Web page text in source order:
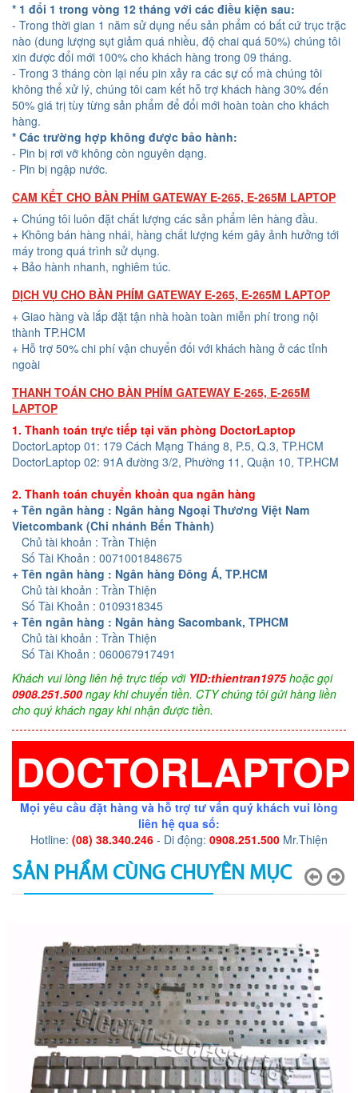
* 1 đổi 1 trong vòng 12 tháng với các điều kiện sau:
- Trong thời gian 1 năm sử dụng nếu sản phẩm có bất cứ trục trặc
nào (dung lượng sụt giảm quá nhiều, độ chai quá 50%) chúng tôi
xin được đổi mới 100% cho khách hàng trong 09 tháng.
- Trong 3 tháng còn lại nếu pin xảy ra các sự cố mà chúng tôi
không thể xử lý, chúng tôi cam kết hỗ trợ khách hàng 30% đến
50% giá trị tùy từng sản phẩm để đổi mới hoàn toàn cho khách
hàng.
* Các trường hợp không được bảo hành:
- Pin bị rơi vỡ không còn nguyên dạng.
- Pin bị ngập nước.
CAM KẾT CHO BÀN PHÍM GATEWAY E-265, E-265M LAPTOP
+ Chúng tôi luôn đặt chất lượng các sản phẩm lên hàng đầu.
+ Không bán hàng nhái, hàng chất lượng kém gây ảnh hưởng tới
máy trong quá trình sử dụng.
+ Bảo hành nhanh, nghiêm túc.
DỊCH VỤ CHO BÀN PHÍM GATEWAY E-265, E-265M LAPTOP
+ Giao hàng và lắp đặt tận nhà hoàn toàn miễn phí trong nội
thành TP.HCM
+ Hỗ trợ 50% chi phí vận chuyển đối với khách hàng ở các tỉnh
ngoài
THANH TOÁN CHO BÀN PHÍM GATEWAY E-265, E-265M
LAPTOP
1. Thanh toán trực tiếp tại văn phòng DoctorLaptop
DoctorLaptop 01: 179 Cách Mạng Tháng 8, P.5, Q.3, TP.HCM
DoctorLaptop 02: 91A đường 3/2, Phường 11, Quận 10, TP.HCM
2. Thanh toán chuyển khoản qua ngân hàng
+ Tên ngân hàng : Ngân hàng Ngoại Thương Việt Nam
Vietcombank (Chi nhánh Bến Thành)
Chủ tài khoản : Trần Thiện
Số Tài Khoản : 0071001848675
+ Tên ngân hàng : Ngân hàng Đông Á, TP.HCM
Chủ tài khoản : Trần Thiện
Số Tài Khoản : 0109318345
+ Tên ngân hàng : Ngân hàng Sacombank, TPHCM
Chủ tài khoản : Trần Thiện
Số Tài Khoản : 060067917491
Khách vui lòng liên hệ trực tiếp với YID:thientran1975hoặc gọi
0908.251.500 ngay khi chuyển tiền. CTY chúng tôi gửi hàng liền
cho quý khách ngay khi nhận được tiền.
DOCTORLAPTOP
Mọi yêu cầu đặt hàng và hỗ trợ tư vấn quý khách vui lòng
liên hệ qua số:
Hotline: (08) 38.340.246 - Di động: 0908.251.500 Mr.Thiện
SẢN PHẨM CÙNG CHUYÊN MỤC